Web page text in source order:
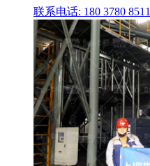
联系电话: 180 3780 8511